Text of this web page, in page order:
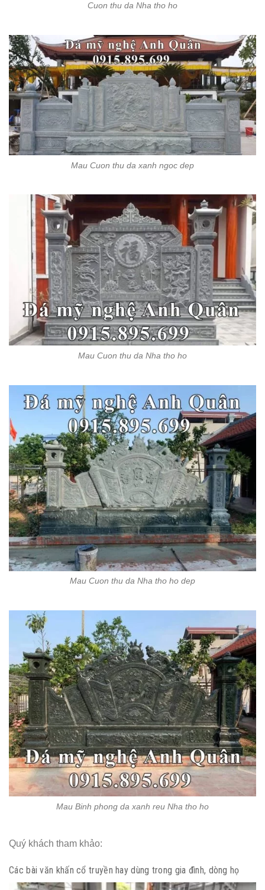
Cuon thu da Nha tho ho
Mau Cuon thu da xanh ngoc dep
Mau Cuon thu da Nha tho ho
Mau Cuon thu da Nha tho ho dep
Mau Binh phong da xanh reu Nha tho ho
Quý khách tham khảo:
Các bài văn khấn cổ truyền hay dùng trong gia đình, dòng họ